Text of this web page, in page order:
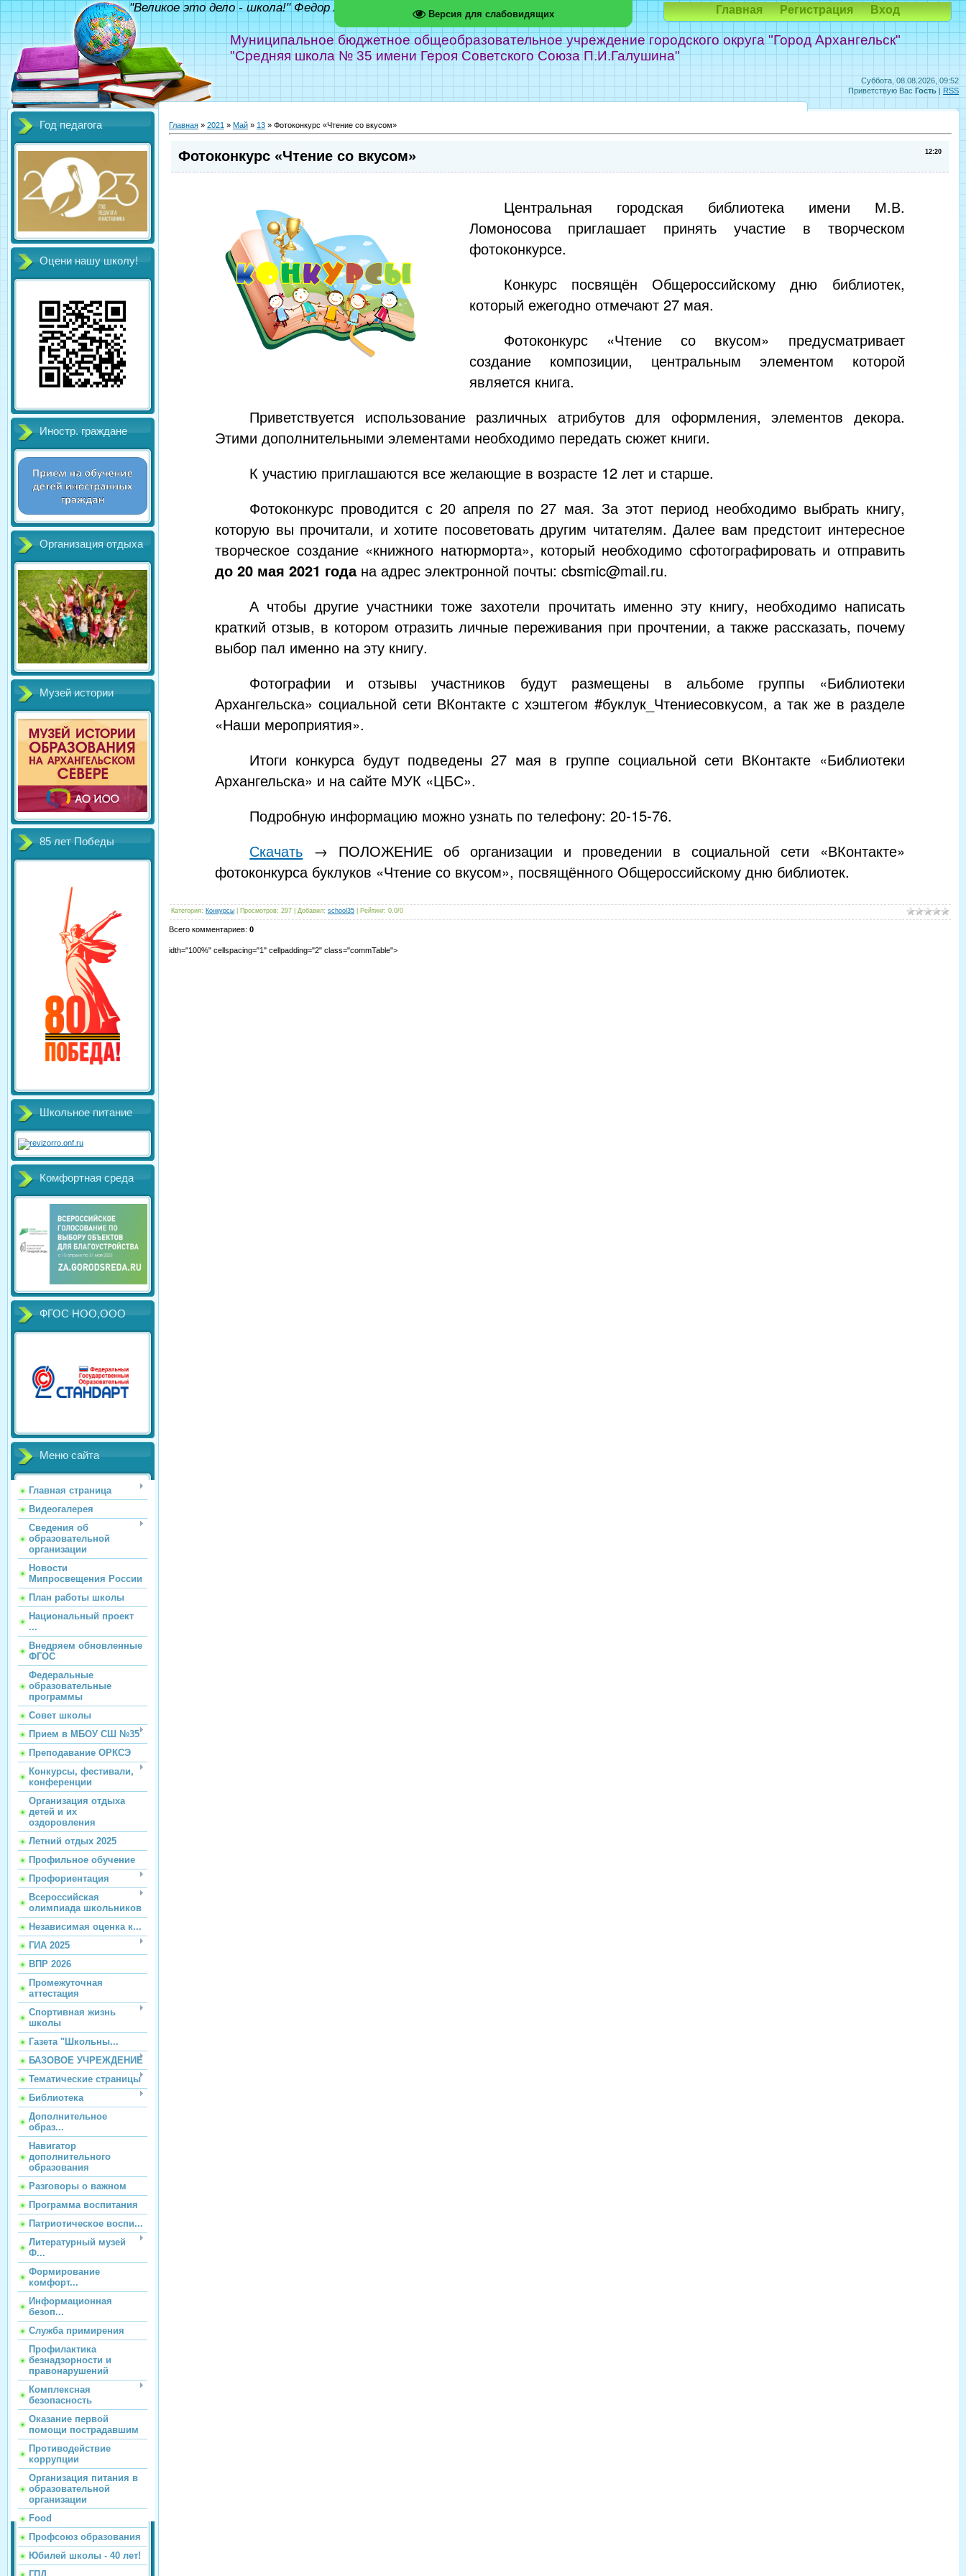
Версия для слабовидящих
Суббота, 08.08.2026, 09:52
Приветствую Вас Гость | RSS
Муниципальное бюджетное общеобразовательное учреждение городского округа "Город Архангельск"
"Средняя школа № 35 имени Героя Советского Союза П.И.Галушина"
"Великое это дело - школа!" Федор Абрамов Главная Регистрация Вход
Год педагога
Оцени нашу школу!
Иностр. граждане
Организация отдыха
Музей истории
85 лет Победы
Школьное питание
Комфортная среда
ФГОС НОО,ООО
Меню сайта
Главная страница
Видеогалерея
Сведения об
образовательной
организации
Новости
Мипросвещения России
План работы школы
Национальный проект
...
Внедряем обновленные
ФГОС
Федеральные
образовательные
программы
Совет школы
Прием в МБОУ СШ №35
Преподавание ОРКСЭ
Конкурсы, фестивали,
конференции
Организация отдыха
детей и их
оздоровления
Летний отдых 2025
Профильное обучение
Профориентация
Всероссийская
олимпиада школьников
Независимая оценка к...
ГИА 2025
ВПР 2026
Промежуточная
аттестация
Спортивная жизнь
школы
Газета "Школьны...
БАЗОВОЕ УЧРЕЖДЕНИЕ
Тематические страницы
Библиотека
Дополнительное
образ...
Навигатор
дополнительного
образования
Разговоры о важном
Программа воспитания
Патриотическое воспи...
Литературный музей
Ф...
Формирование
комфорт...
Информационная
безоп...
Служба примирения
Профилактика
безнадзорности и
правонарушений
Комплексная
безопасность
Оказание первой
помощи пострадавшим
Противодействие
коррупции
Организация питания в
образовательной
организации
Food
Профсоюз образования
Юбилей школы - 40 лет!
Главная » 2021 » Май » 13 » Фотоконкурс «Чтение со вкусом»
12:20
Фотоконкурс «Чтение со вкусом»
Центральная городская библиотека имени М.В.
Ломоносова приглашает принять участие в творческом
фотоконкурсе.
Конкурс посвящён Общероссийскому дню библиотек,
который ежегодно отмечают 27 мая.
Фотоконкурс «Чтение со вкусом» предусматривает
создание композиции, центральным элементом которой
является книга.
Приветствуется использование различных атрибутов для оформления, элементов декора.
Этими дополнительными элементами необходимо передать сюжет книги.
К участию приглашаются все желающие в возрасте 12 лет и старше.
Фотоконкурс проводится с 20 апреля по 27 мая. За этот период необходимо выбрать книгу,
которую вы прочитали, и хотите посоветовать другим читателям. Далее вам предстоит интересное
творческое создание «книжного натюрморта», который необходимо сфотографировать и отправить
до 20 мая 2021 годана адрес электронной почты: cbsmic@mail.ru.
А чтобы другие участники тоже захотели прочитать именно эту книгу, необходимо написать
краткий отзыв, в котором отразить личные переживания при прочтении, а также рассказать, почему
выбор пал именно на эту книгу.
Фотографии и отзывы участников будут размещены в альбоме группы «Библиотеки
Архангельска» социальной сети ВКонтакте с хэштегом #буклук_Чтениесовкусом, а так же в разделе
«Наши мероприятия».
Итоги конкурса будут подведены 27 мая в группе социальной сети ВКонтакте «Библиотеки
Архангельска» и на сайте МУК «ЦБС».
Подробную информацию можно узнать по телефону: 20-15-76.
Скачать → ПОЛОЖЕНИЕ об организации и проведении в социальной сети «ВКонтакте»
фотоконкурса буклуков «Чтение со вкусом», посвящённого Общероссийскому дню библиотек.
Категория: Конкурсы Просмотров: 297 Добавил: school35 Рейтинг: 0.0/0
Всего комментариев: 0
idth="100%" cellspacing="1" cellpadding="2" class="commTable">